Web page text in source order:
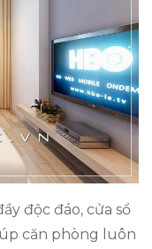
độc đáo, cửa sổ
căn phòng luôn